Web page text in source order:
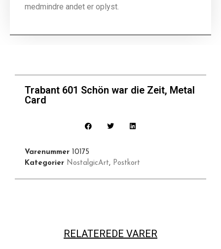
medmindre andet er oplyst.
Trabant 601 Schön war die Zeit, Metal
Card
Varenummer 10175
Kategorier NostalgicArt, Postkort
RELATEREDE VARER